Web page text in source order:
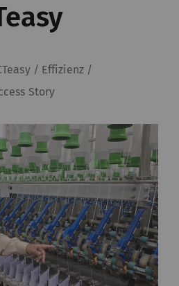
/ Effizienz /
Story